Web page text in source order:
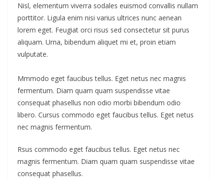
Nisl, elementum viverra sodales euismod convallis nullam
porttitor. Ligula enim nisi varius ultrices nunc aenean
lorem eget. Feugiat orci risus sed consectetur sit purus
aliquam. Urna, bibendum aliquet mi et, proin etiam
vulputate.
Mmmodo eget faucibus tellus. Eget netus nec magnis
fermentum. Diam quam quam suspendisse vitae
consequat phasellus non odio morbi bibendum odio
libero. Cursus commodo eget faucibus tellus. Eget netus
nec magnis fermentum.
Rsus commodo eget faucibus tellus. Eget netus nec
magnis fermentum. Diam quam quam suspendisse vitae
consequat phasellus.